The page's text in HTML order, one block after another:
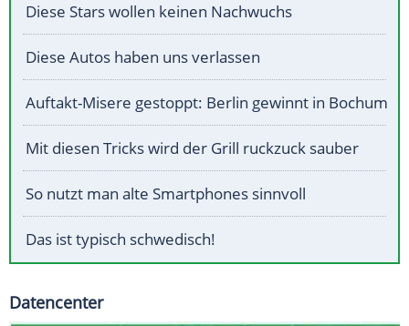
Diese Stars wollen keinen Nachwuchs
Diese Autos haben uns verlassen
Auftakt-Misere gestoppt: Berlin gewinnt in Bochum
Mit diesen Tricks wird der Grill ruckzuck sauber
So nutzt man alte Smartphones sinnvoll
Das ist typisch schwedisch!
Datencenter